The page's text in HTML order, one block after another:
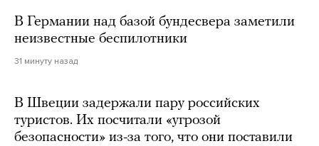
В Германии над базой бундесвера заметили
неизвестные беспилотники
31 минуту назад
В Швеции задержали пару российских
туристов. Их посчитали «угрозой
безопасности» из-за того, что они поставили